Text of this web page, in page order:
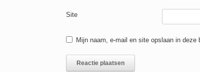
Site
Mijn naam, e-mail en site opslaan in deze